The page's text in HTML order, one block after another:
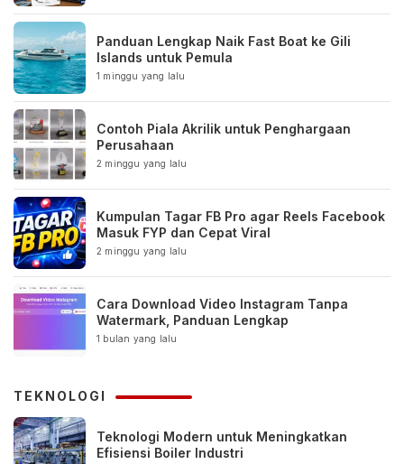
Panduan Lengkap Naik Fast Boat ke Gili
Islands untuk Pemula
1 minggu yang lalu
Contoh Piala Akrilik untuk Penghargaan
Perusahaan
2 minggu yang lalu
Kumpulan Tagar FB Pro agar Reels Facebook
Masuk FYP dan Cepat Viral
2 minggu yang lalu
Cara Download Video Instagram Tanpa
Watermark, Panduan Lengkap
1 bulan yang lalu
TEKNOLOGI
Teknologi Modern untuk Meningkatkan
Efisiensi Boiler Industri